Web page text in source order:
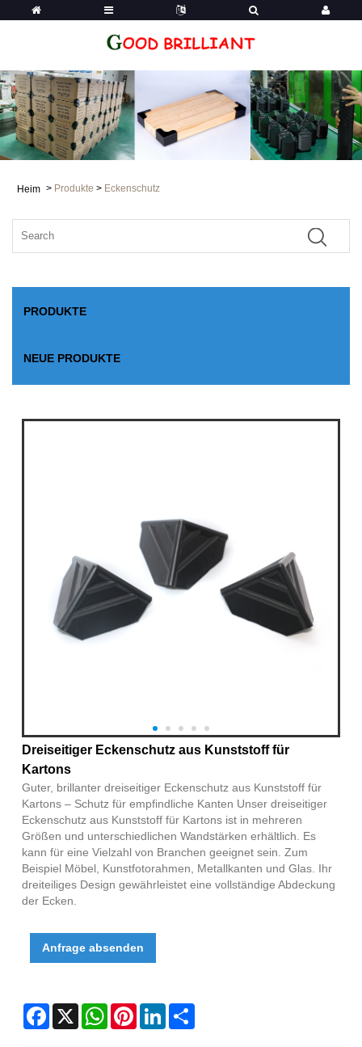
Heim > Produkte > Eckenschutz
PRODUKTE
NEUE PRODUKTE
Dreiseitiger Eckenschutz aus Kunststoff für
Kartons
Guter, brillanter dreiseitiger Eckenschutz aus Kunststoff für
Kartons – Schutz für empfindliche Kanten Unser dreiseitiger
Eckenschutz aus Kunststoff für Kartons ist in mehreren
Größen und unterschiedlichen Wandstärken erhältlich. Es
kann für eine Vielzahl von Branchen geeignet sein. Zum
Beispiel Möbel, Kunstfotorahmen, Metallkanten und Glas. Ihr
dreiteiliges Design gewährleistet eine vollständige Abdeckung
der Ecken.
Anfrage absenden
Facebook
X WhatsAppPinterestLinkedIn